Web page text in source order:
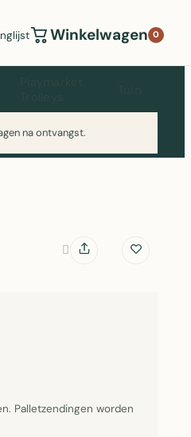
Winkelwagen 0
na ontvangst.
Palletzendingen worden